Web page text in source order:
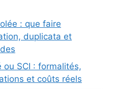
: que faire
duplicata et
SCI : formalités,
et coûts réels